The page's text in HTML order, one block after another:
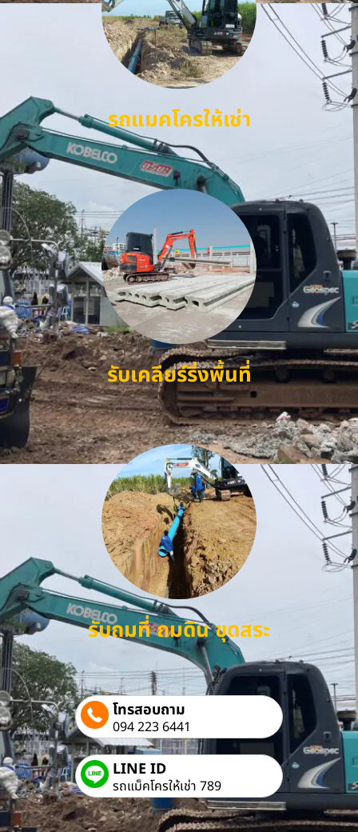
รถแมคโครให้เช่า
รับเคลียร์ริ่งพื้นที่
รับถมที่ ถมดิน ขุดสระ
โทรสอบถาม
094 223 6441
LINE ID
รถแม็คโครให้เช่า 789